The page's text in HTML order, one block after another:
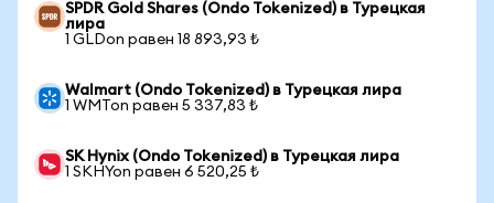
SPDR Gold Shares (Ondo Tokenized) в Турецкая
лира
1 GLDon равен 18 893,93 ₺
Walmart (Ondo Tokenized) в Турецкая лира
1 WMTon равен 5 337,83 ₺
SK Hynix (Ondo Tokenized) в Турецкая лира
1 SKHYon равен 6 520,25 ₺